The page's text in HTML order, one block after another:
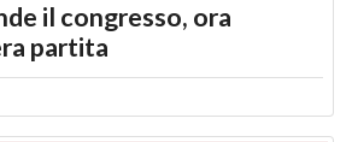
il congresso, ora
partita